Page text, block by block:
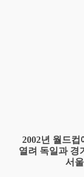
2002년 월드
열려 독일과 경
서